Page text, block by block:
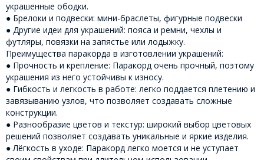
украшенные ободки.
● Брелоки и подвески: мини-браслеты, фигурные подвески
● Другие идеи для украшений: пояса и ремни, чехлы и
футляры, повязки на запястье или лодыжку.
Преимущества паракорда в изготовлении украшений:
● Прочность и крепление: Паракорд очень прочный, поэтому
украшения из него устойчивы к износу.
● Гибкость и легкость в работе: легко поддается плетению и
завязыванию узлов, что позволяет создавать сложные
конструкции.
● Разнообразие цветов и текстур: широкий выбор цветовых
решений позволяет создавать уникальные и яркие изделия.
● Лёгкость в уходе: Паракорд легко моется и не уступает